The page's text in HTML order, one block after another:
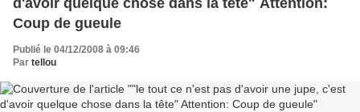
d'avoir quelque chose dans la tête" Attention:
Coup de gueule
Publié le 04/12/2008 à 09:46
Par tellou